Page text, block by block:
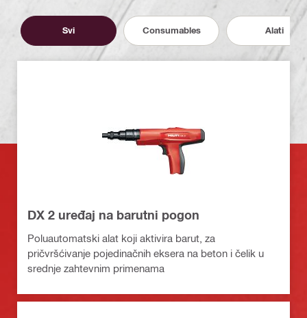
Svi Consumables Alati
DX 2 uređaj na barutni pogon
Poluautomatski alat koji aktivira barut, za
pričvršćivanje pojedinačnih eksera na beton i čelik u
srednje zahtevnim primenama